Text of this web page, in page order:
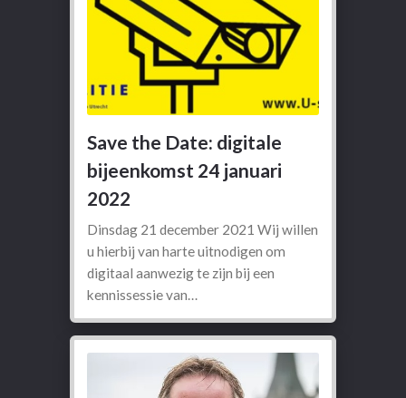
Save the Date: digitale
bijeenkomst 24 januari
2022
Dinsdag 21 december 2021 Wij willen
u hierbij van harte uitnodigen om
digitaal aanwezig te zijn bij een
kennissessie van…